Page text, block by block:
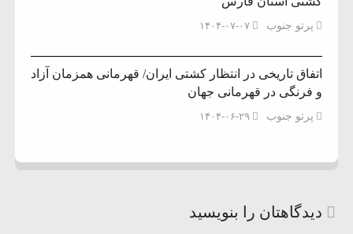
پرتو جنوب ۱۴۰۴-۰۷-۰۷
اتفاق تاریخی در انتظار کشتی ایران/ قهرمانی همزمان آزاد
و فرنگی در قهرمانی جهان
پرتو جنوب ۱۴۰۴-۰۶-۲۹
دیدگاهتان را بنویسید